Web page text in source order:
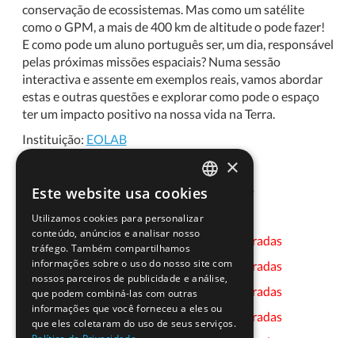
conservação de ecossistemas. Mas como um satélite
como o GPM, a mais de 400 km de altitude o pode fazer!
E como pode um aluno português ser, um dia, responsável
pelas próximas missões espaciais? Numa sessão
interactiva e assente em exemplos reais, vamos abordar
estas e outras questões e explorar como pode o espaço
ter um impacto positivo na nossa vida na Terra.
Instituição: EOLAB
Disponibilidade Geográfica:Região Centro
Datas:
24-10-2023 - Presencial -Inscrições Encerradas
25-10-2023 - Presencial - Inscrições Encerradas
26-10-2023 - Presencial -Inscrições Encerradas
27-10-2023 - Presencial -Inscrições Encerradas
PORTUGUESE
ENGLISH
×
Este website usa cookies
Utilizamos cookies para personalizar
conteúdo, anúncios e analisar nosso
tráfego. Também compartilhamos
informações sobre o uso do nosso site com
nossos parceiros de publicidade e análise,
que podem combiná-las com outras
informações que você forneceu a eles ou
que eles coletaram do uso de seus serviços.